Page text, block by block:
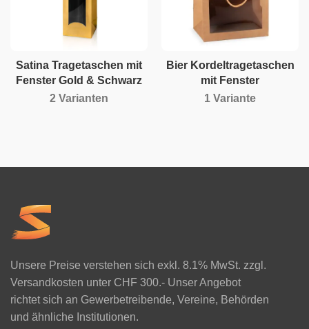
Satina Tragetaschen mit
Fenster Gold & Schwarz
2 Varianten
Bier Kordeltragetaschen
mit Fenster
1 Variante
Unsere Preise verstehen sich exkl. 8.1% MwSt. zzgl.
Versandkosten unter CHF 300.- Unser Angebot
richtet sich an Gewerbetreibende, Vereine, Behörden
und ähnliche Institutionen.